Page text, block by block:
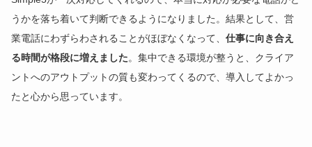
うかを落ち着いて判断できるようになりました。結果として、営
業電話にわずらわされることがほぼなくなって、仕事に向き合え
る時間が格段に増えました。集中できる環境が整うと、クライア
ントへのアウトプットの質も変わってくるので、導入してよかっ
たと心から思っています。